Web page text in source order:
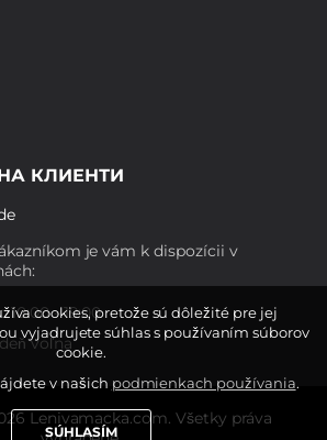
КЛИЕНТИ
je vám k dispozícii v
- 19:00
voľna
Lenivamacka.com. Všetky práva
cookies, pretože sú dôležité pre jej
vyjadrujete súhlas s používaním súborov
cookie.
v našich podmienkach používania.
SÚHLASÍM